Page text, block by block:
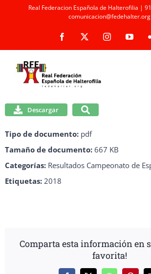
Real Federacion Española de Halterofilia |
comunicacion@fedehalter.org
Facebook Instagram
Descargar
Tipo de documento: pdf
Tamaño de documento: 667 KB
Categorías: Resultados Campeonato de
Etiquetas: 2018
Comparta esta información en
favorita!